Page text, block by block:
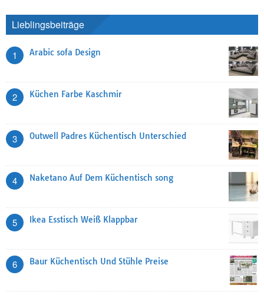
Lieblingsbeiträge
1 Arabic sofa Design
2 Küchen Farbe Kaschmir
3 Outwell Padres Küchentisch Unterschied
4 Naketano Auf Dem Küchentisch song
5 Ikea Esstisch Weiß Klappbar
6 Baur Küchentisch Und Stühle Preise